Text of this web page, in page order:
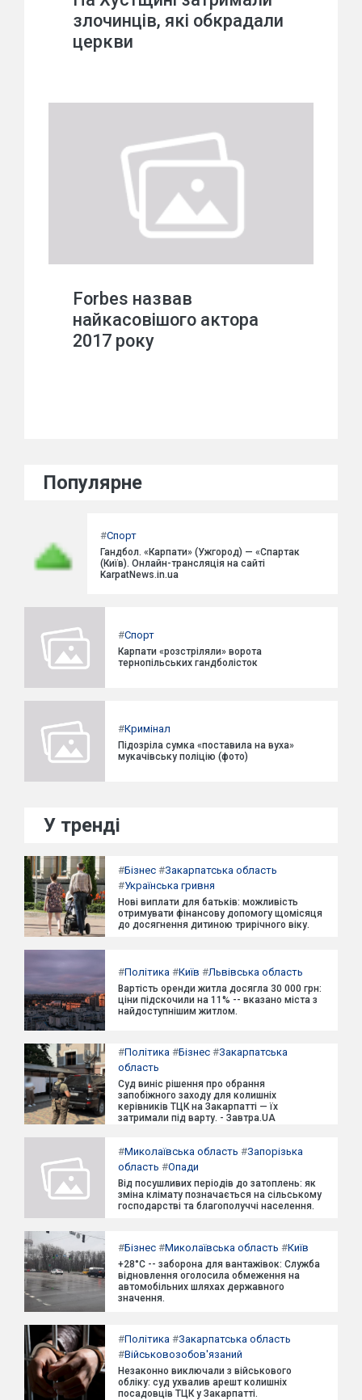
злочинців, які обкрадали
церкви
Forbes назвав
найкасовішого актора
2017 року
Популярне
#Спорт
Гандбол. «Карпати» (Ужгород) — «Спартак
(Київ). Онлайн-трансляція на сайті
KarpatNews.in.ua
#Спорт
Карпати «розстріляли» ворота
тернопільських гандболісток
#Кримінал
Підозріла сумка «поставила на вуха»
мукачівську поліцію (фото)
У тренді
#Бізнес #Закарпатська область
#Українська гривня
Нові виплати для батьків: можливість
отримувати фінансову допомогу щомісяця
до досягнення дитиною трирічного віку.
#Політика #Київ #Львівська область
Вартість оренди житла досягла 30 000 грн:
ціни підскочили на 11% -- вказано міста з
найдоступнішим житлом.
#Політика #Бізнес #Закарпатська
область
Суд виніс рішення про обрання
запобіжного заходу для колишніх
керівників ТЦК на Закарпатті — їх
затримали під варту. - Завтра.UA
#Миколаївська область #Запорізька
область #Опади
Від посушливих періодів до затоплень: як
зміна клімату позначається на сільському
господарстві та благополуччі населення.
#Бізнес #Миколаївська область #Київ
+28°C -- заборона для вантажівок: Служба
відновлення оголосила обмеження на
автомобільних шляхах державного
значення.
#Політика #Закарпатська область
#Військовозобов'язаний
Незаконно виключали з військового
обліку: суд ухвалив арешт колишніх
посадовців ТЦК у Закарпатті.